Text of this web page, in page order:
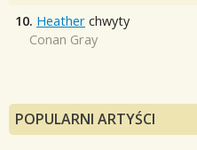
10. Heather chwyty
Conan Gray
POPULARNI ARTYŚCI